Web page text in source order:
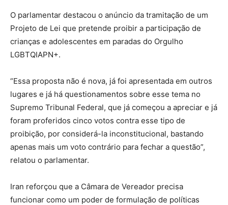
O parlamentar destacou o anúncio da tramitação de um
Projeto de Lei que pretende proibir a participação de
crianças e adolescentes em paradas do Orgulho
LGBTQIAPN+.
“Essa proposta não é nova, já foi apresentada em outros
lugares e já há questionamentos sobre esse tema no
Supremo Tribunal Federal, que já começou a apreciar e já
foram proferidos cinco votos contra esse tipo de
proibição, por considerá-la inconstitucional, bastando
apenas mais um voto contrário para fechar a questão”,
relatou o parlamentar.
Iran reforçou que a Câmara de Vereador precisa
funcionar como um poder de formulação de políticas